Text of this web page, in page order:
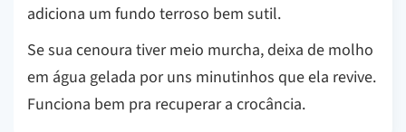
adiciona um fundo terroso bem sutil.
Se sua cenoura tiver meio murcha, deixa de molho
em água gelada por uns minutinhos que ela revive.
Funciona bem pra recuperar a crocância.